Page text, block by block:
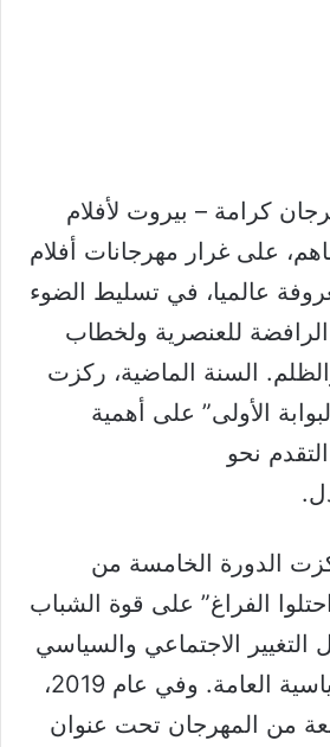
كرامة – بيروت لأفلام
على غرار مهرجانات أفلام
عالميا، في تسليط الضوء
الرافضة للعنصرية ولخطاب
السنة الماضية، ركزت
الأولى” على أهمية
نحو
2021، ركزت الدورة الخامسة من
الفراغ” على قوة الشباب
الاجتماعي والسياسي
عبر المشاركة السياسية العامة. وفي عام 2019،
من المهرجان تحت عنوان